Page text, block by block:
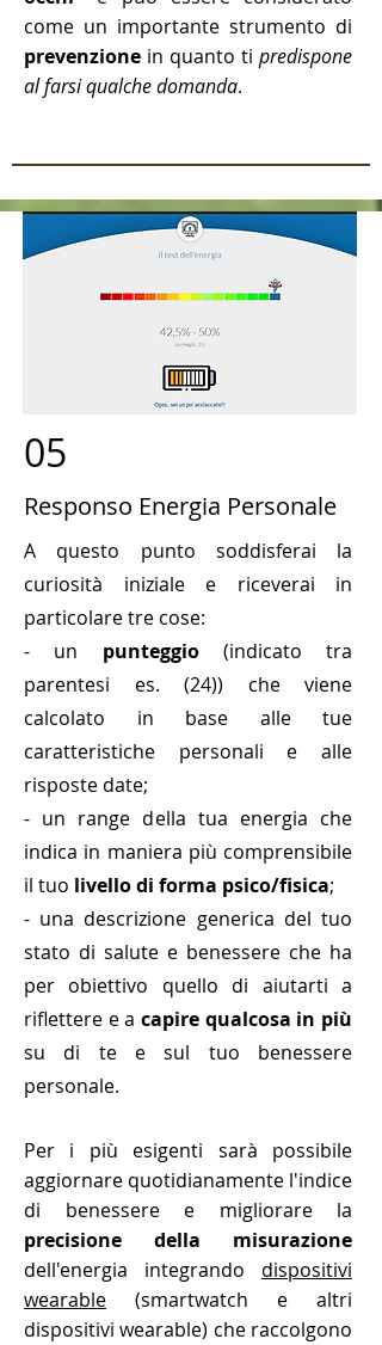
come un importante strumento di
prevenzione in quanto ti predispone
al farsi qualche domanda.
05
Responso Energia Personale
A questo punto soddisferai la
curiosità iniziale e riceverai in
particolare tre cose:
- un punteggio(indicato tra
parentesi es. (24)) che viene
calcolato in base alle tue
caratteristiche personali e alle
risposte date;
- un range della tua energia che
indica in maniera più comprensibile
il tuo livello di forma psico/fisica;
- una descrizione generica del tuo
stato di salute e benessere che ha
per obiettivo quello di aiutarti a
riflettere e a capire qualcosa in più
su di te e sul tuo benessere
personale.
Per i più esigenti sarà possibile
aggiornare quotidianamente l'indice
di benessere e migliorare la
precisione della misurazione
dell'energia integrando dispositivi
wearable (smartwatch e altri
dispositivi wearable) che raccolgono